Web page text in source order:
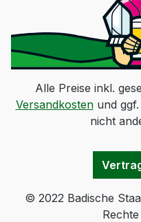
Alle Preise inkl.
Versandkostenund ggf.
nicht
© 2022 Badische